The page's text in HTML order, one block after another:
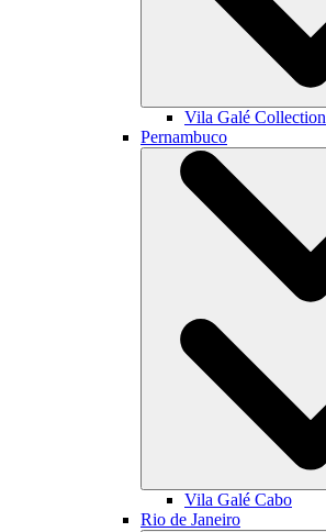
Vila Galé Collection
Pernambuco
Vila Galé Cabo
Rio de Janeiro